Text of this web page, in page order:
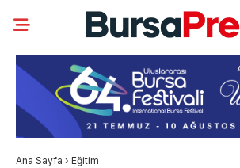
Ana Sayfa › Eğitim